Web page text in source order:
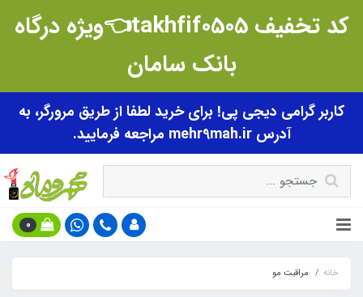
کد تخفیف takhfif0505👈ویژه درگاه
بانک سامان
کاربر گرامی دیجی پی! برای خرید لطفا از طریق مرورگر، به
آدرس mehr9mah.ir مراجعه فرمایید.
0
خانه مراقبت مو